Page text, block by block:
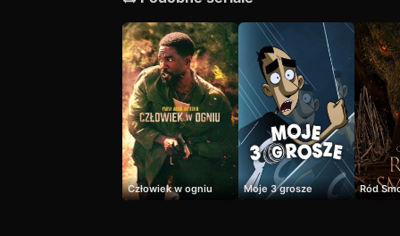
Człowiek w ogniu Moje 3 grosze Ród